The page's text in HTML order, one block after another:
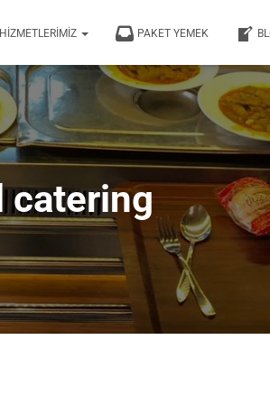
HIZMETLERIMIZ PAKET YEMEK
catering